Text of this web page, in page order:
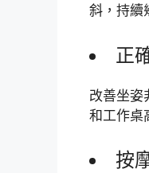
斜，持續
正
改善坐姿
和工作桌
按